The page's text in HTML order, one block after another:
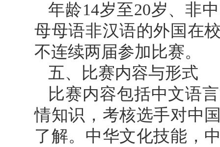
年龄14岁至20岁、非
母母语非汉语的外国在
不连续两届参加比赛。
五、比赛内容与形式
比赛内容包括中文语
情知识，考核选手对中
了解。中华文化技能，